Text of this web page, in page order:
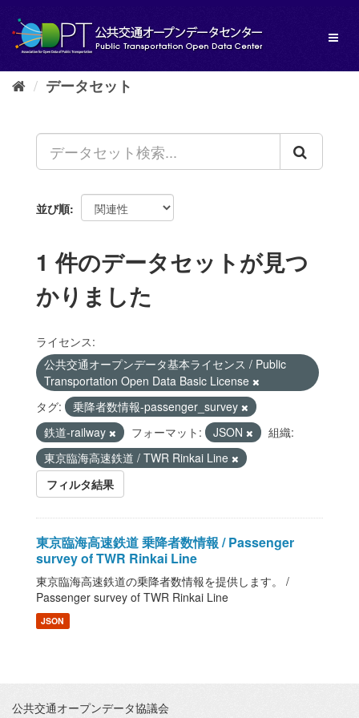
し
データセット
並び順
1 件のデータセットが見つ
かりました
ライセンス:
公共交通オープンデータ基本ライセンス / Public
Transportation Open Data Basic License
タグ:
乗降者数情報-passenger_survey
鉄道-railway
フォーマット: JSON
組織:
東京臨海高速鉄道 / TWR Rinkai Line
フィルタ結果
東京臨海高速鉄道 乗降者数情報 / Passenger
survey of TWR Rinkai Line
東京臨海高速鉄道の乗降者数情報を提供します。 /
Passenger survey of TWR Rinkai Line
JSON
公共交通オープンデータ協議会